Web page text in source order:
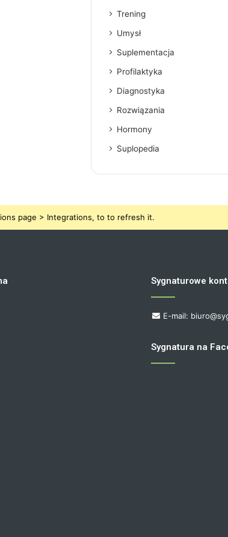
Trening
Umysł
Suplementacja
Profilaktyka
Diagnostyka
Rozwiązania
Hormony
Suplopedia
page > Integrations, to to refresh it.
Sygnaturowe
E-mail:
Sygnatura na